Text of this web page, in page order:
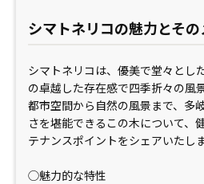
シマトネリコの魅力とそ
シマトネリコは、優美で堂々とし
の卓越した存在感で四季折々の風
都市空間から自然の風景まで、多
さを堪能できるこの木について、
テナンスポイントをシェアいたしま
◯魅力的な特性